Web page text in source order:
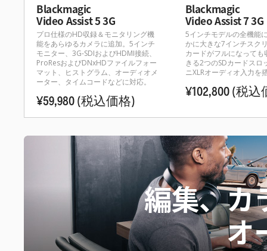
Blackmagic
Video Assist 5 3G
プロ仕様のHD収録＆モニタリング機
能をあらゆるカメラに追加。5インチ
モニター、3G-SDIおよびHDMI接続、
ProResおよびDNxHDファイルフォー
マット、ヒストグラム、オーディオメ
ーター、タイムコードなどに対応。
¥59,980(税込価格)
Blackmagic
Video Assist 7 3G
5インチモデルの全機能
かに大きな7インチスク
カードがフルになっても
きる2つのSDカードスロ
ニXLRオーディオ入力を
¥102,800(税込
編集、カ
オ